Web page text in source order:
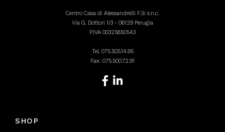
Centro Casa di Alessandrelli F.lli s.n.c.
Via G. Dottori 1/3 - 06129 Perugia
P.IVA 00325850543
Tel. 075.505.14.95
Fax: 075.500.72.91
SHOP